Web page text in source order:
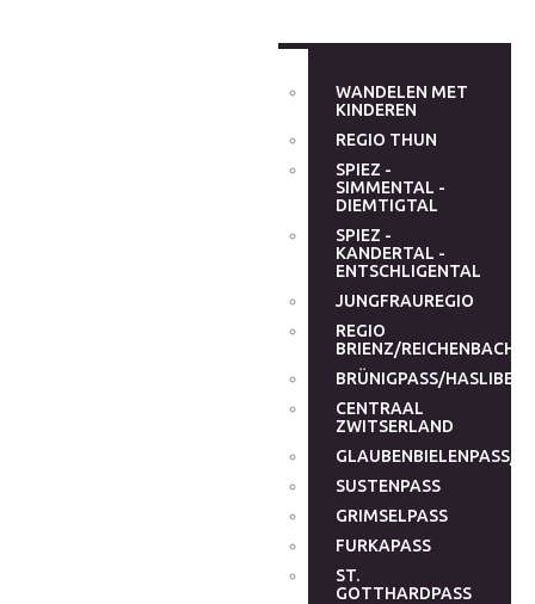
WANDELEN MET
KINDEREN
REGIO THUN
SPIEZ -
SIMMENTAL -
DIEMTIGTAL
SPIEZ -
KANDERTAL -
ENTSCHLIGENTAL
JUNGFRAUREGIO
REGIO
BRIENZ/
BRÜNIGPASS/HASLIBERG
CENTRAAL
ZWITSERLAND
GLAUBENBIELENPASS/
SUSTENPASS
GRIMSELPASS
FURKAPASS
ST.
GOTTHARDPASS